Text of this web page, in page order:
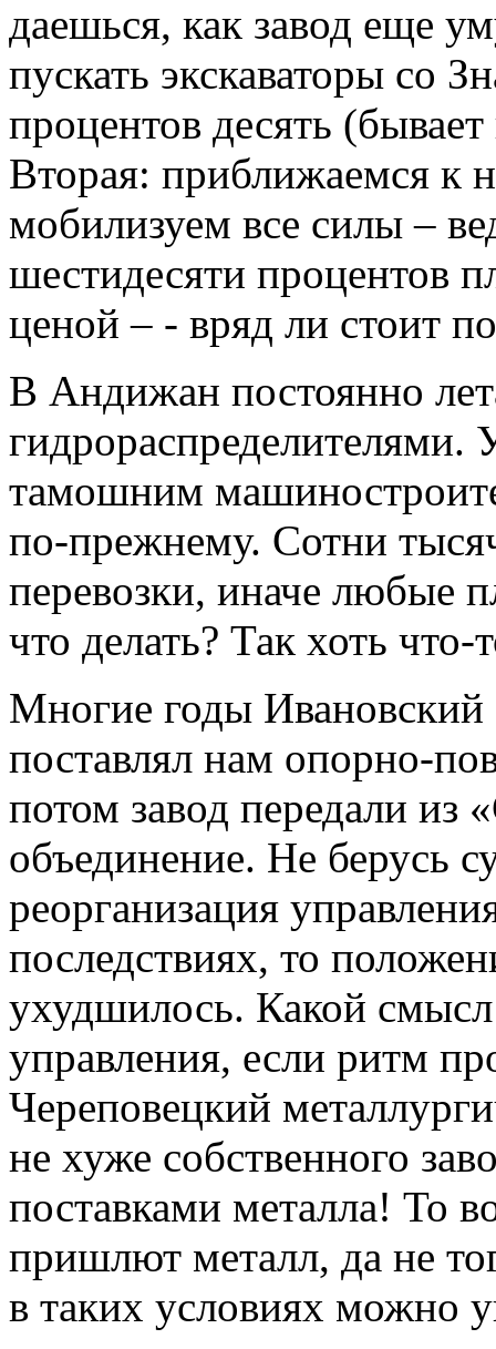
даешься, как завод еще
пускать экскаваторы со
процентов десять
Вторая: приближаемся к
мобилизуем все силы –
шестидесяти процентов
ценой – - вряд ли стоит
В Андижан постоянно
тамошним
по-прежнему. Сотни
перевозки, иначе любые
что делать? Так хоть
Многие годы Ивановский
поставлял нам опорно-
потом завод передали из
объединение. Не берусь
реорганизация
последствиях, то
ухудшилось. Какой
управления, если ритм
Череповецкий
не хуже собственного
поставками металла! То
пришлют металл, да не
в таких условиях можно